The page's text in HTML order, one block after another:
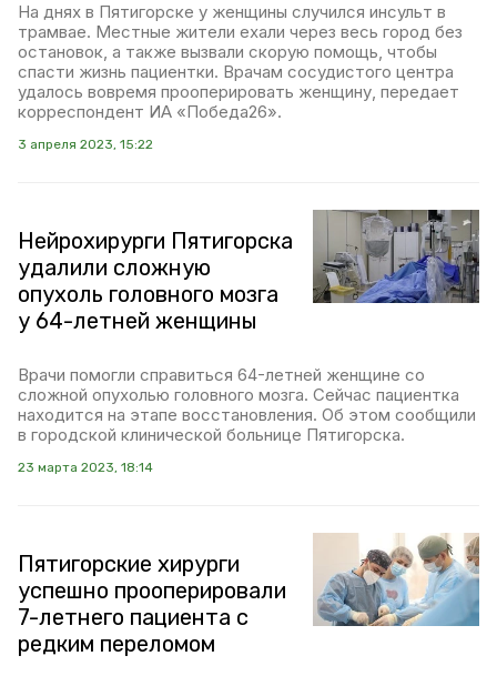
На днях в Пятигорске у женщины случился инсульт в
трамвае. Местные жители ехали через весь город без
остановок, а также вызвали скорую помощь, чтобы
спасти жизнь пациентки. Врачам сосудистого центра
удалось вовремя прооперировать женщину, передает
корреспондент ИА «Победа26».
3 апреля 2023, 15:22
Нейрохирурги Пятигорска
удалили сложную
опухоль головного мозга
у 64-летней женщины
Врачи помогли справиться 64-летней женщине со
сложной опухолью головного мозга. Сейчас пациентка
находится на этапе восстановления. Об этом сообщили
в городской клинической больнице Пятигорска.
23 марта 2023, 18:14
Пятигорские хирурги
успешно прооперировали
7-летнего пациента с
редким переломом